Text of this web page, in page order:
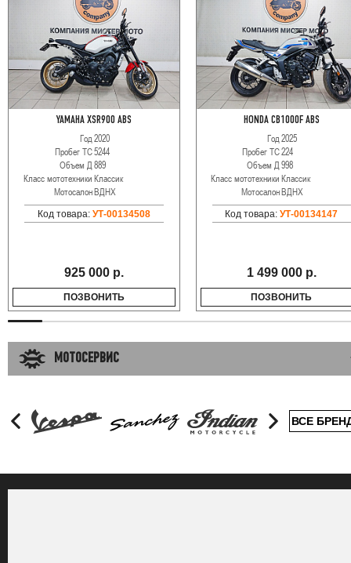
YAMAHA XSR900 ABS
Год2020
Пробег ТС5244
Объем Д889
Класс мототехникиКлассик
МотосалонВДНХ
Код товара: УТ-00134508
925 000 р.
ПОЗВОНИТЬ
HONDA CB1000F ABS
Год2025
Пробег ТС224
Объем Д998
Класс мототехники Классик
МотосалонВДНХ
Код товара:УТ-00134147
1 499 000 р.
ПОЗВОНИТЬ
МОТОСЕРВИС
ВСЕ